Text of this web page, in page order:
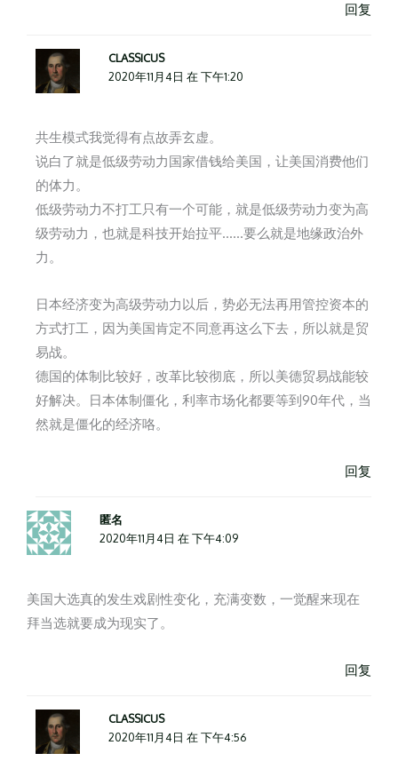
回复
CLASSICUS
2020年11月4日 在 下午1:20
共生模式我觉得有点故弄玄虚。
说白了就是低级劳动力国家借钱给美国，让美国消费他们
的体力。
低级劳动力不打工只有一个可能，就是低级劳动力变为高
级劳动力，也就是科技开始拉平……要么就是地缘政治外
力。
日本经济变为高级劳动力以后，势必无法再用管控资本的
方式打工，因为美国肯定不同意再这么下去，所以就是贸
易战。
德国的体制比较好，改革比较彻底，所以美德贸易战能较
好解决。日本体制僵化，利率市场化都要等到90年代，当
然就是僵化的经济咯。
回复
匿名
2020年11月4日 在 下午4:09
美国大选真的发生戏剧性变化，充满变数，一觉醒来现在
拜当选就要成为现实了。
回复
CLASSICUS
2020年11月4日 在 下午4:56